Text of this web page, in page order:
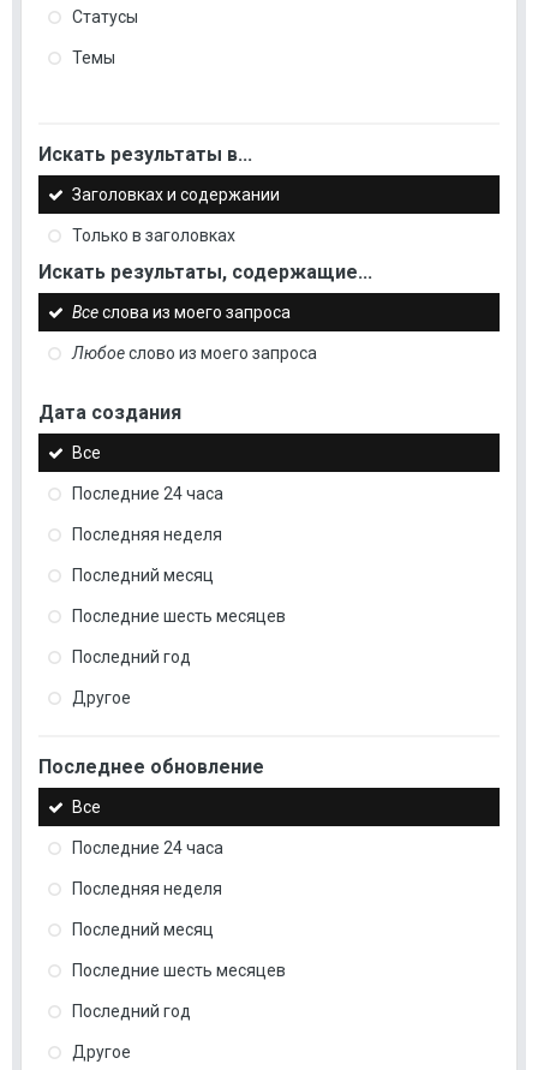
Статусы
Темы
Искать результаты в...
Заголовках и содержании
Только в заголовках
Искать результаты, содержащие...
Всеслова из моего запроса
Любоеслово из моего запроса
Дата создания
Все
Последние 24 часа
Последняя неделя
Последний месяц
Последние шесть месяцев
Последний год
Другое
Последнее обновление
Все
Последние 24 часа
Последняя неделя
Последний месяц
Последние шесть месяцев
Последний год
Другое